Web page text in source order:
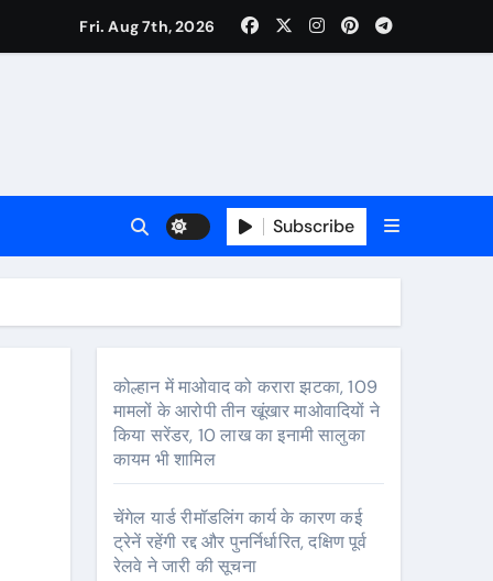
कायम भी शामिल
Fri. Aug 7th, 2026
Subscribe
कोल्हान में माओवाद को करारा झटका, 109
मामलों के आरोपी तीन खूंखार माओवादियों ने
किया सरेंडर, 10 लाख का इनामी सालुका
कायम भी शामिल
चेंगेल यार्ड रीमॉडलिंग कार्य के कारण कई
ट्रेनें रहेंगी रद्द और पुनर्निर्धारित, दक्षिण पूर्व
रेलवे ने जारी की सूचना